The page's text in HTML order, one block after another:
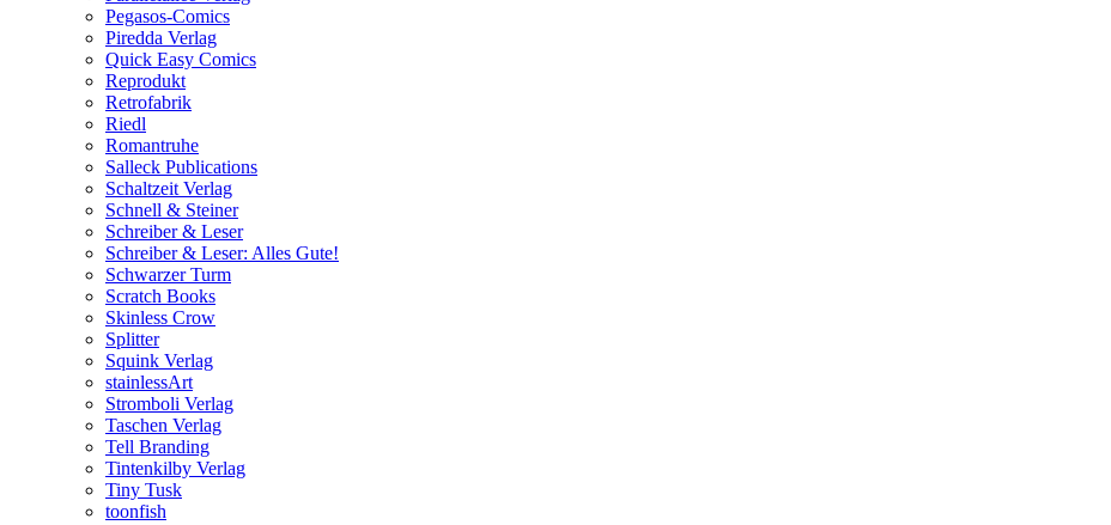
Pegasos-Comics
Piredda Verlag
Quick Easy Comics
Reprodukt
Retrofabrik
Riedl
Romantruhe
Salleck Publications
Schaltzeit Verlag
Schnell & Steiner
Schreiber & Leser
Schreiber & Leser: Alles Gute!
Schwarzer Turm
Scratch Books
Skinless Crow
Splitter
Squink Verlag
stainlessArt
Stromboli Verlag
Taschen Verlag
Tell Branding
Tintenkilby Verlag
Tiny Tusk
toonfish